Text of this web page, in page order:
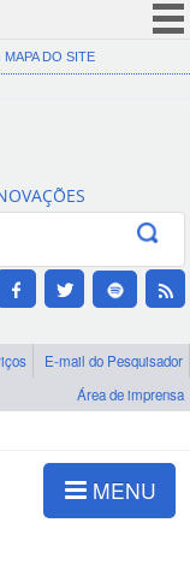
(COVID-19)
Canais
MAPA DO SITE
E-mail do Pesquisador
Área de imprensa
MENU